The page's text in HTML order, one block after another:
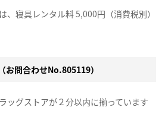
寝具レンタル料 5,000円（消費税別）
お問合わせNo.805119）
ッグストアが２分以内に揃っています